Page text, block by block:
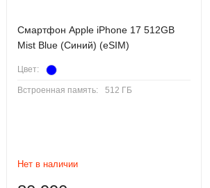
который на сегодняшний день является
A14 iPhone 12. Из-за этого вы можете быть
выбрать по крайней мере 128 ГБ
Cмартфон Apple iPhone 17 512GB
Mist Blue (Синий) (eSIM)
Цвет:
Встроенная память: 512 ГБ
Нет в наличии